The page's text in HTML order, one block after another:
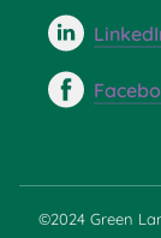
©2024 Green